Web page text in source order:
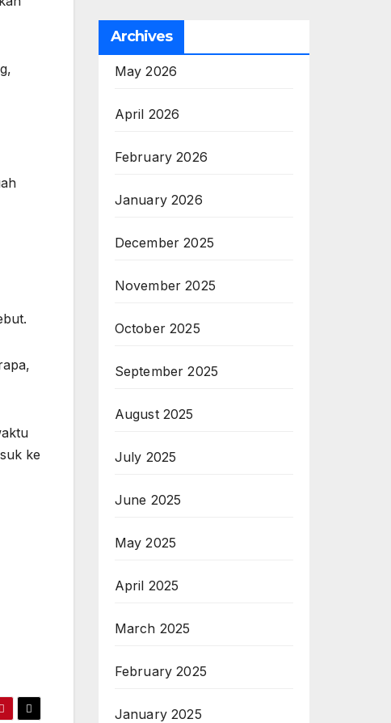
ke
Archives
May 2026
April 2026
February 2026
January 2026
December 2025
November 2025
October 2025
September 2025
August 2025
July 2025
June 2025
May 2025
April 2025
March 2025
February 2025
January 2025